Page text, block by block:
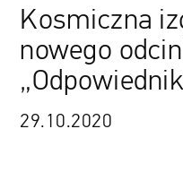
Kosmiczna
nowego
29.10.2020